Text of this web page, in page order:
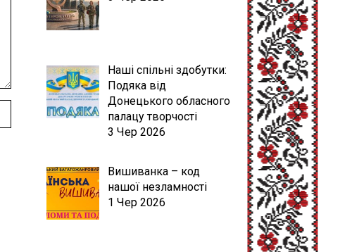
Наші спільні здобутки:
Подяка від
Донецького обласного
палацу творчості
3 Чер 2026
Вишиванка – код
нашої незламності
1 Чер 2026